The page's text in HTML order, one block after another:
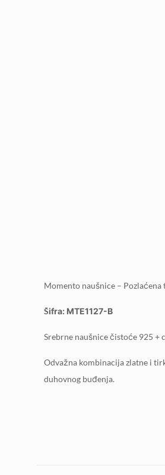
Momento naušnice – Pozlaćena
Šifra: MTE1127-B
Srebrne naušnice čistoće 925 +
Odvažna kombinacija zlatne i
duhovnog buđenja.